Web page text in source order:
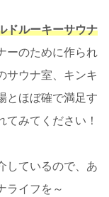
ドルーキーサウナ
ーのために作られ
サウナ室、キンキ
とほぼ確で満足す
てみてください！
しているので、あ
ライフを～